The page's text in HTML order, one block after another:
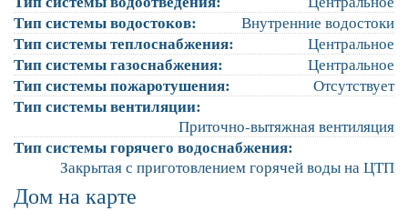
Тип системы водостоков: Внутренние водостоки
Тип системы теплоснабжения: Центральное
Тип системы газоснабжения: Центральное
Тип системы пожаротушения: Отсутствует
Тип системы вентиляции:
Приточно-вытяжная вентиляция
Тип системы горячего водоснабжения:
Закрытая с приготовлением горячей воды на ЦТП
Дом на карте